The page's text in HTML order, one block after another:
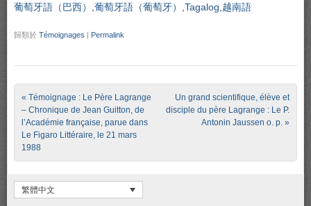
葡萄牙語（巴西）
葡萄牙語（葡萄牙） Tagalog 越南語
歸類於 Témoignages Permalink
Post navigation
« Témoignage : Le Père Lagrange
– Chronique de Jean Guitton, de
l’Académie française, parue dans
Le Figaro Littéraire, le 21 mars
1988
Un grand scientifique, élève et
disciple du père Lagrange : Le P.
Antonin Jaussen o. p. »
繁體中文